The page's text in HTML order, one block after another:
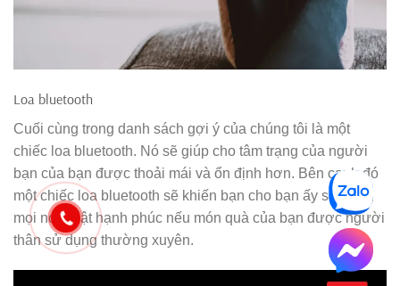
Loa bluetooth
Cuối cùng trong danh sách gợi ý của chúng tôi là một
chiếc loa bluetooth. Nó sẽ giúp cho tâm trạng của người
bạn của bạn được thoải mái và ổn định hơn. Bên cạnh đó
một chiếc loa bluetooth sẽ khiến bạn cho bạn ấy sử dụng
mọi nơi, thật hạnh phúc nếu món quà của bạn được người
thân sử dụng thường xuyên.